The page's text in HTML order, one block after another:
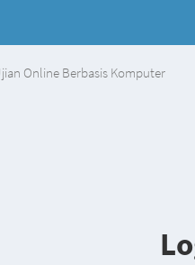
Online Berbasis Komputer